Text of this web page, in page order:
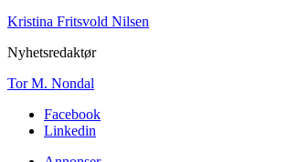
Kristina Fritsvold Nilsen
Nyhetsredaktør
Tor M. Nondal
Facebook
Linkedin